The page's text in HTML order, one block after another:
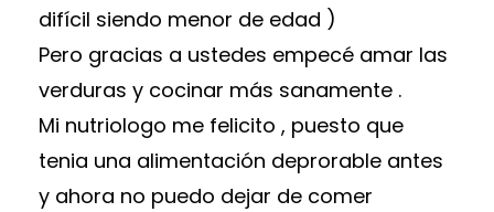
difícil siendo menor de edad )
Pero gracias a ustedes empecé amar las
verduras y cocinar más sanamente .
Mi nutriologo me felicito , puesto que
tenia una alimentación deprorable antes
y ahora no puedo dejar de comer